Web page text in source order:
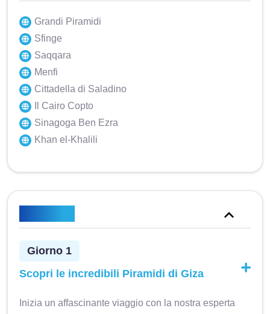
Grandi Piramidi
Sfinge
Saqqara
Menfi
Cittadella di Saladino
Il Cairo Copto
Sinagoga Ben Ezra
Khan el-Khalili
Giorno 1
Scopri le incredibili Piramidi di Giza
Inizia un affascinante viaggio con la nostra esperta